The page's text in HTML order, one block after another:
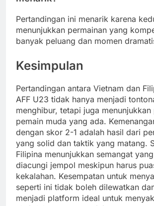
Pertandingan ini menarik karena
menunjukkan permainan yang
banyak peluang dan momen
Kesimpulan
Pertandingan antara Vietnam dan
AFF U23 tidak hanya menjadi
menghibur, tetapi juga menunjukkan
pemain muda yang ada.
dengan skor 2-1 adalah hasil dari
yang solid dan taktik yang matang.
Filipina menunjukkan semangat
diacungi jempol meskipun harus
kekalahan. Kesempatan untuk
seperti ini tidak boleh dilewatkan
menjadi platform ideal untuk